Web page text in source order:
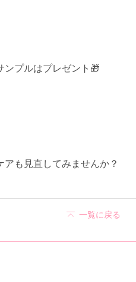
ンプルはプレゼント🎁
も見直してみませんか？
一覧に戻る